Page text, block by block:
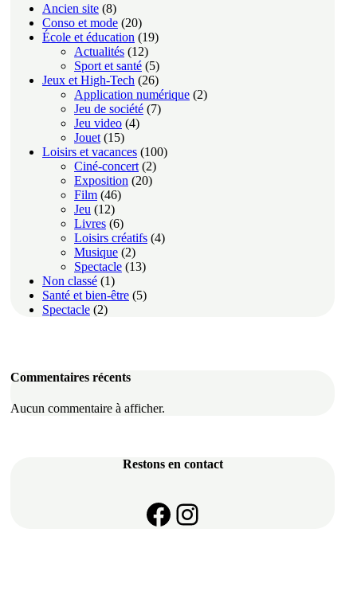
Ancien site (8)
Conso et mode (20)
École et éducation (19)
Actualités (12)
Sport et santé (5)
Jeux et High-Tech (26)
Application numérique (2)
Jeu de société (7)
Jeu video (4)
Jouet (15)
Loisirs et vacances (100)
Ciné-concert (2)
Exposition (20)
Film (46)
Jeu (12)
Livres (6)
Loisirs créatifs (4)
Musique (2)
Spectacle (13)
Non classé (1)
Santé et bien-être (5)
Spectacle (2)
Commentaires récents
Aucun commentaire à afficher.
Restons en contact
https://
Instagram